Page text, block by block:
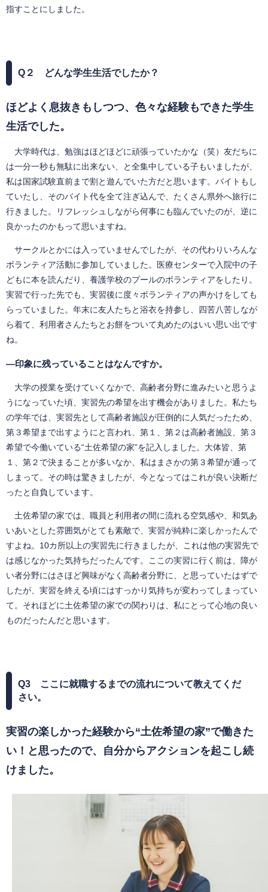
指すことにしました。
Q ２ どんな学生生活でしたか？
ほどよく息抜きもしつつ、色々な経験もできた学生
生活でした。
大学時代は、勉強はほどほどに頑張っていたかな（笑）友だちに
は一分一秒も無駄に出来ない、と全集中している子もいましたが、
私は国家試験直前まで割と遊んでいた方だと思います。バイトもし
ていたし、そのバイト代を全て注ぎ込んで、たくさん県外へ旅行に
行きました。リフレッシュしながら何事にも臨んでいたのが、逆に
良かったのかもって思いますね。
サークルとかには入っていませんでしたが、その代わりいろんな
ボランティア活動に参加していました。医療センターで入院中の子
どもに本を読んだり、養護学校のプールのボランティアをしたり。
実習で行った先でも、実習後に度々ボランティアの声かけをしても
らっていました。年末に友人たちと浴衣を持参し、四苦八苦しなが
ら着て、利用者さんたちとお餅をついて丸めたのはいい思い出です
ね。
―印象に残っていることはなんですか。
大学の授業を受けていくなかで、高齢者分野に進みたいと思うよ
うになっていた頃、実習先の希望を出す機会がありました。私たち
の学年では、実習先として高齢者施設が圧倒的に人気だったため、
第３希望まで出すようにと言われ、第１、第２は高齢者施設、第３
希望で今働いている“土佐希望の家”を記入しました。大体皆、第
１、第２で決まることが多いなか、私はまさかの第３希望が通って
しまって。その時は驚きましたが、今となってはこれが良い決断だ
ったと自負しています。
土佐希望の家では、職員と利用者の間に流れる空気感や、和気あ
いあいとした雰囲気がとても素敵で、実習が純粋に楽しかったんで
すよね。10カ所以上の実習先に行きましたが、これは他の実習先で
は感じなかった気持ちだったんです。ここの実習に行く前は、障が
い者分野にはさほど興味がなく高齢者分野に、と思っていたはずで
したが、実習を終える頃にはすっかり気持ちが変わってしまってい
て。それほどに土佐希望の家での関わりは、私にとって心地の良い
ものだったんだと思います。
Q3 ここに就職するまでの流れについて教えてくだ
さい。
実習の楽しかった経験から“土佐希望の家”で働きた
い！と思ったので、自分からアクションを起こし続
けました。